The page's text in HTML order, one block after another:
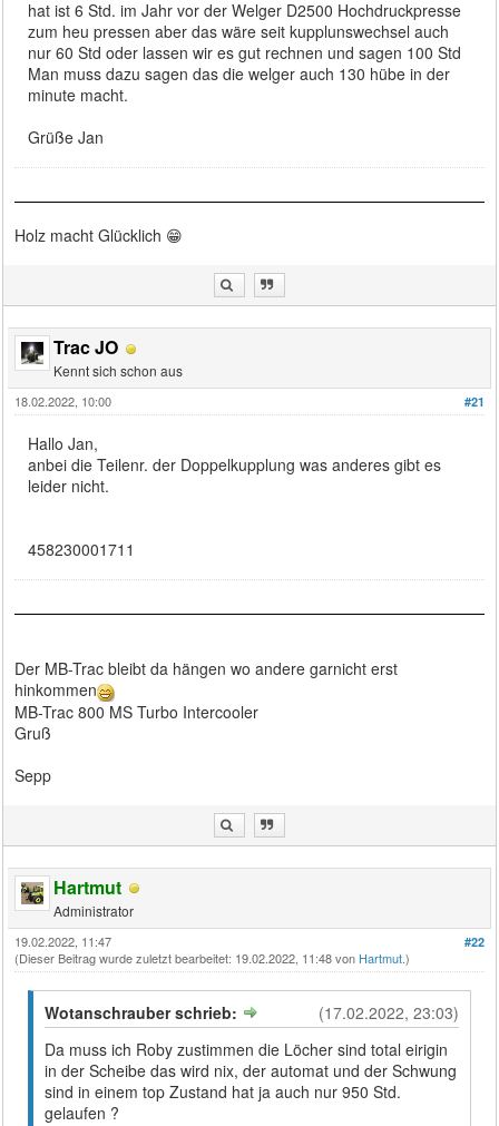
hat ist 6 Std. im Jahr vor der Welger D2500 Hochdruckpresse
zum heu pressen aber das wäre seit kupplunswechsel auch
nur 60 Std oder lassen wir es gut rechnen und sagen 100 Std
Man muss dazu sagen das die welger auch 130 hübe in der
minute macht.
Grüße Jan
Holz macht Glücklich 😁
Trac JO
Kennt sich schon aus
#21
18.02.2022, 10:00
Hallo Jan,
anbei die Teilenr. der Doppelkupplung was anderes gibt es
leider nicht.
458230001711
Der MB-Trac bleibt da hängen wo andere garnicht erst
hinkommen
MB-Trac 800 MS Turbo Intercooler
Gruß
Sepp
Hartmut
Administrator
#22
19.02.2022, 11:47
(Dieser Beitrag wurde zuletzt bearbeitet: 19.02.2022, 11:48 von Hartmut.)
(17.02.2022, 23:03)
Wotanschrauber schrieb:
Da muss ich Roby zustimmen die Löcher sind total eirigin
in der Scheibe das wird nix, der automat und der Schwung
sind in einem top Zustand hat ja auch nur 950 Std.
gelaufen ?